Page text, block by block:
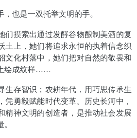
也是一双托举文明的手。
们摸索出通过发酵谷物酿制美酒的复
土上，她们将追求永恒的执着信念织
文化村落中，她们把对自然的敬畏和
绘成纹样……
生存智识；农耕年代，用巧思传承生
凭勇毅赋能时代变革。历史长河中，
精神文明的创造者，是推动社会发展